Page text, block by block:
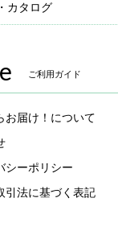
カタログ
ご利用ガイド
お届け！について
シーポリシー
引法に基づく表記